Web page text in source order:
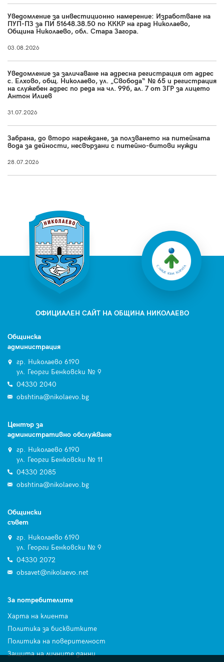
Уведомление за инвестиционно намерение: Изработване на
ПУП-ПЗ за ПИ 51648.38.50 по КККР на град Николаево,
Община Николаево, обл. Стара Загора.
03.08.2026
Уведомление за заличаване на адресна регистрация от адрес
с. Елхово, общ. Николаево, ул. „Свобода“ № 65 и регистрация
на служебен адрес по реда на чл. 99б, ал. 7 от ЗГР за лицето
Антон Илиев
31.07.2026
Забрана, до второ нареждане, за ползването на питейната
вода за дейности, несвързани с питейно-битови нужди
28.07.2026
ОФИЦИАЛЕН САЙТ НА ОБЩИНА НИКОЛАЕВО
Общинска
администрация
гр. Николаево 6190
ул. Георги Бенковски № 9
04330 2040
obshtina@nikolaevo.bg
Център за
административно обслужване
гр. Николаево 6190
ул. Георги Бенковски № 11
04330 2085
obshtina@nikolaevo.bg
Общински
съвет
гр. Николаево 6190
ул. Георги Бенковски № 9
04330 2072
obsavet@nikolaevo.net
За потребителите
Харта на клиента
Политика за бисквитките
Политика на поверителност
Защита на личните данни